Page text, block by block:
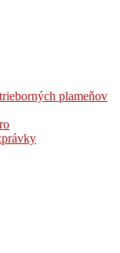
plameňov